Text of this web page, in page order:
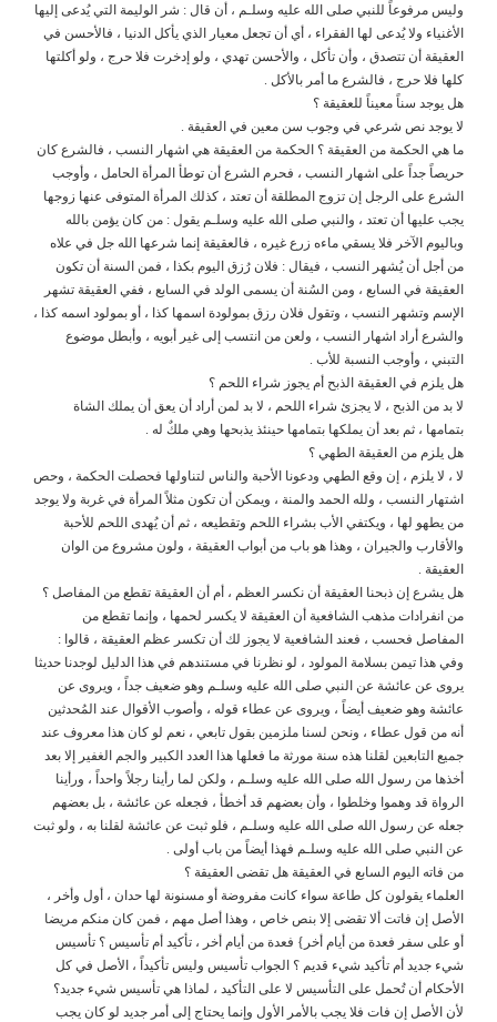
وليس مرفوعاً للنبي صلى الله عليه وسلـم ، أن قال : شر الوليمة التي يُدعى إليها
الأغنياء ولا يُدعى لها الفقراء ، أي أن تجعل معيار الذي يأكل الدنيا ، فالأحسن في
العقيقة أن تتصدق ، وأن تأكل ، والأحسن تهدي ، ولو إدخرت فلا حرج ، ولو أكلتها
كلها فلا حرج ، فالشرع ما أمر بالأكل .
هل يوجد سناً معيناً للعقيقة ؟
لا يوجد نص شرعي في وجوب سن معين في العقيقة .
ما هي الحكمة من العقيقة ؟ الحكمة من العقيقة هي اشهار النسب ، فالشرع كان
حريصاً جداً على اشهار النسب ، فحرم الشرع أن توطأ المرأة الحامل ، وأوجب
الشرع على الرجل إن تزوج المطلقة أن تعتد ، كذلك المرأة المتوفى عنها زوجها
يجب عليها أن تعتد ، والنبي صلى الله عليه وسلـم يقول : من كان يؤمن بالله
وباليوم الآخر فلا يسقي ماءه زرع غيره ، فالعقيقة إنما شرعها الله جل في علاه
من أجل أن يُشهر النسب ، فيقال : فلان رُزق اليوم بكذا ، فمن السنة أن تكون
العقيقة في السابع ، ومن السُنة أن يسمى الولد في السابع ، ففي العقيقة تشهر
الإسم وتشهر النسب ، وتقول فلان رزق بمولودة اسمها كذا ، أو بمولود اسمه كذا ،
والشرع أراد اشهار النسب ، ولعن من انتسب إلى غير أبويه ، وأبطل موضوع
التبني ، وأوجب النسبة للأب .
هل يلزم في العقيقة الذبح أم يجوز شراء اللحم ؟
لا بد من الذبح ، لا يجزئ شراء اللحم ، لا بد لمن أراد أن يعق أن يملك الشاة
بتمامها ، ثم بعد أن يملكها بتمامها حينئذ يذبحها وهي ملكٌ له .
هل يلزم من العقيقة الطهي ؟
لا ، لا يلزم ، إن وقع الطهي ودعونا الأحبة والناس لتناولها فحصلت الحكمة ، وحص
اشتهار النسب ، ولله الحمد والمنة ، ويمكن أن تكون مثلاً المرأة في غربة ولا يوجد
من يطهو لها ، ويكتفي الأب بشراء اللحم وتقطيعه ، ثم أن يُهدى اللحم للأحبة
والأقارب والجيران ، وهذا هو باب من أبواب العقيقة ، ولون مشروع من الوان
العقيقة .
هل يشرع إن ذبحنا العقيقة أن نكسر العظم ، أم أن العقيقة تقطع من المفاصل ؟
من انفرادات مذهب الشافعية أن العقيقة لا يكسر لحمها ، وإنما تقطع من
المفاصل فحسب ، فعند الشافعية لا يجوز لك أن تكسر عظم العقيقة ، قالوا :
وفي هذا تيمن بسلامة المولود ، لو نظرنا في مستندهم في هذا الدليل لوجدنا حديثا
يروى عن عائشة عن النبي صلى الله عليه وسلـم وهو ضعيف جداً ، ويروى عن
عائشة وهو ضعيف أيضاً ، ويروى عن عطاء قوله ، وأصوب الأقوال عند المُحدثين
أنه من قول عطاء ، ونحن لسنا ملزمين بقول تابعي ، نعم لو كان هذا معروف عند
جميع التابعين لقلنا هذه سنة مورثة ما فعلها هذا العدد الكبير والجم الغفير إلا بعد
أخذها من رسول الله صلى الله عليه وسلـم ، ولكن لما رأينا رجلاً واحداً ، ورأينا
الرواة قد وهموا وخلطوا ، وأن بعضهم قد أخطأ ، فجعله عن عائشة ، بل بعضهم
جعله عن رسول الله صلى الله عليه وسلـم ، فلو ثبت عن عائشة لقلنا به ، ولو ثبت
عن النبي صلى الله عليه وسلـم فهذا أيضاً من باب أولى .
من فاته اليوم السابع في العقيقة هل تقضى العقيقة ؟
العلماء يقولون كل طاعة سواء كانت مفروضة أو مسنونة لها حدان ، أول وأخر ،
الأصل إن فاتت ألا تقضى إلا بنص خاص ، وهذا أصل مهم ، فمن كان منكم مريضا
أو على سفر فعدة من أيام أخر} فعدة من أيام أخر ، تأكيد أم تأسيس ؟ تأسيس
شيء جديد أم تأكيد شيء قديم ؟ الجواب تأسيس وليس تأكيداً ، الأصل في كل
الأحكام أن تُحمل على التأسيس ﻻ على التأكيد ، لماذا هي تأسيس شيء جديد؟
ﻷن اﻷصل إن فات فلا يجب باﻷمر اﻷول وإنما يحتاج إلى أمر جديد لو كان يجب